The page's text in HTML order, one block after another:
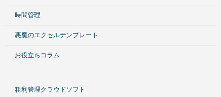
時間管理
悪魔のエクセルテンプレート
お役立ちコラム
粗利管理クラウドソフト